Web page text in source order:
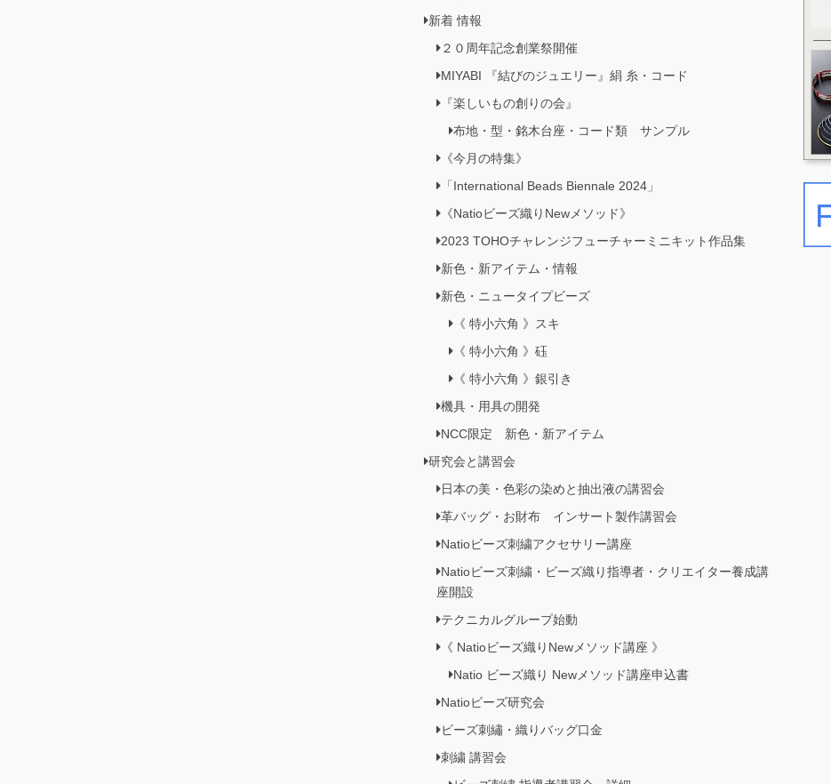
新着 情報
２０周年記念創業祭開催
MIYABI 『結びのジュエリー』絹 糸・コード
『楽しいもの創りの会』
布地・型・銘木台座・コード類 サンプル
《今月の特集》
「International Beads Biennale 2024」
《Natioビーズ織りNewメソッド》
2023 TOHOチャレンジフューチャーミニキット作品集
新色・新アイテム・情報
新色・ニュータイプビーズ
《 特小六角 》スキ
《 特小六角 》砡
《 特小六角 》銀引き
機具・用具の開発
NCC限定 新色・新アイテム
研究会と講習会
日本の美・色彩の染めと抽出液の講習会
革バッグ・お財布 インサート製作講習会
Natioビーズ刺繍アクセサリー講座
Natioビーズ刺繍・ビーズ織り指導者・クリエイター養成講
座開設
テクニカルグループ始動
《 Natioビーズ織りNewメソッド講座 》
Natio ビーズ織り Newメソッド講座申込書
Natioビーズ研究会
ビーズ刺繡・織りバッグ口金
刺繍 講習会